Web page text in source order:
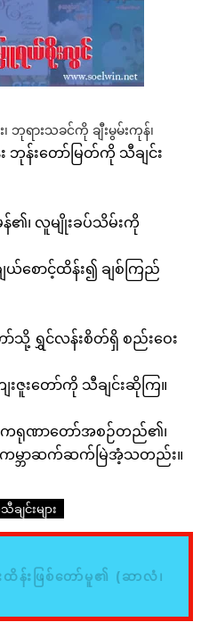
၊ ဘုရားသခင်ကို ချီးမွမ်းကုန်၊
ဘုန်းတော်မြတ်ကို သီချင်း
၏၊ လူမျိုးခပ်သိမ်းကို
ယ်စောင့်ထိန်း၍ ချစ်ကြည်
ာ်သို့ ရွှင်လန်းစိတ်ရှိ စည်းဝေး
းဇူးတော်ကို သီချင်းဆိုကြ။
ကရုဏာတော်အစဉ်တည်၏၊
ကမ္ဘာဆက်ဆက်မြဲအံ့သတည်း။
ချင်းများ
န်းဖြစ်တော်မူ၏ (ဆာလံ၊